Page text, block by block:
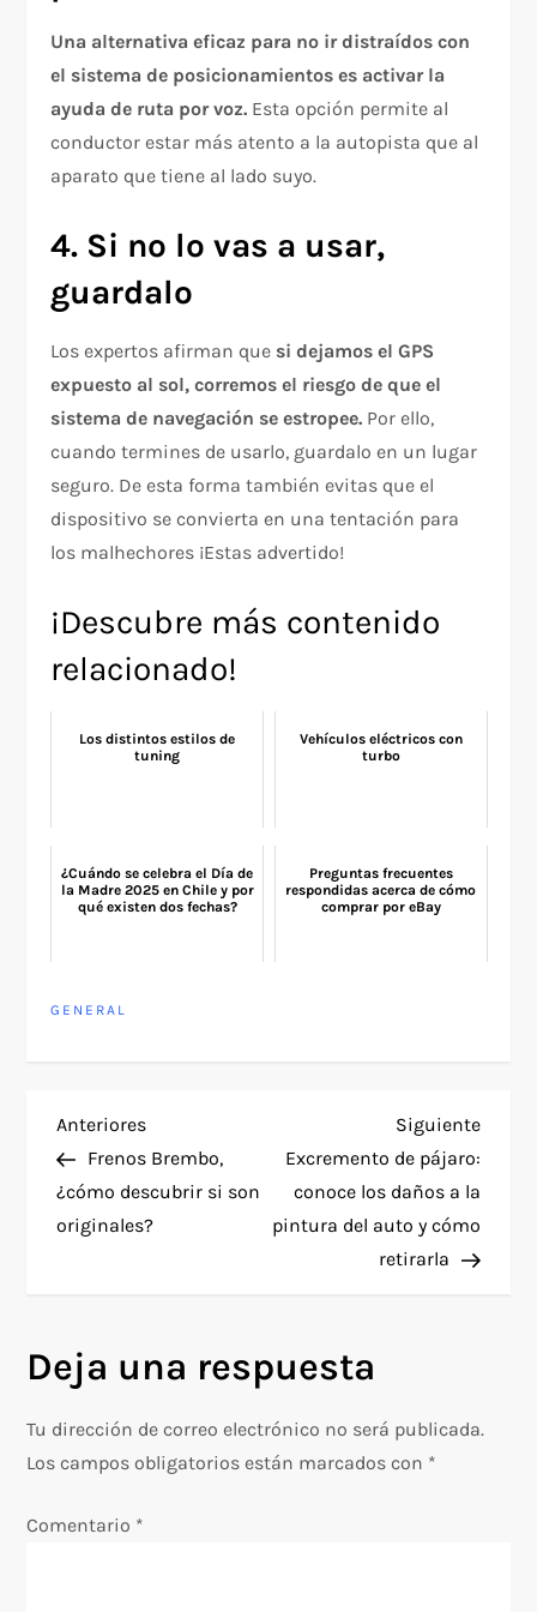
Una alternativa eficaz para no ir distraídos con
el sistema de posicionamientos es activar la
ayuda de ruta por voz. Esta opción permite al
conductor estar más atento a la autopista que al
aparato que tiene al lado suyo.
4. Si no lo vas a usar,
guardalo
Los expertos afirman que si dejamos el GPS
expuesto al sol, corremos el riesgo de que el
sistema de navegación se estropee. Por ello,
cuando termines de usarlo, guardalo en un lugar
seguro. De esta forma también evitas que el
dispositivo se convierta en una tentación para
los malhechores ¡Estas advertido!
¡Descubre más contenido
relacionado!
Los distintos estilos de
tuning
Vehículos eléctricos con
turbo
¿Cuándo se celebra el Día de
la Madre 2025 en Chile y por
qué existen dos fechas?
Preguntas frecuentes
respondidas acerca de cómo
comprar por eBay
GENERAL
N
a
v
g
a
c
i
Entrada
anterior
Anteriores
Frenos Brembo,
¿cómo descubrir si son
originales?
Siguiente
Excremento de pájaro:
conoce los daños a la
pintura del auto y cómo
retirarla
Deja una respuesta
Tu dirección de correo electrónico no será publicada.
Los campos obligatorios están marcados con *
Comentario *